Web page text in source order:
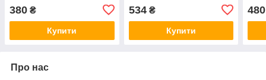
380 ₴
Купити
534₴
Купити
480
Про нас